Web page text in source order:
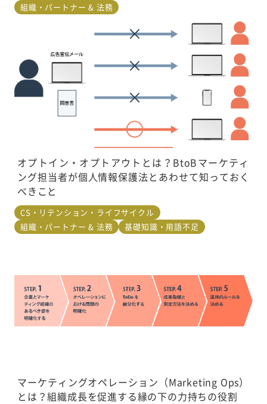
組織・パートナー & 法務
オプトイン・オプトアウトとは？BtoBマーケティ
ング担当者が個人情報保護法とあわせて知っておく
べきこと
CS・リテンション・ライフサイクル
組織・パートナー & 法務
基礎知識・用語不足
マーケティングオペレーション（Marketing Ops）
とは？組織成長を促進する縁の下の力持ちの役割